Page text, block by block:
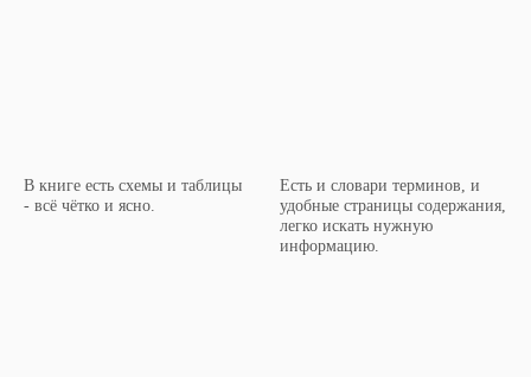
В книге есть схемы и таблицы
- всё чётко и ясно.
Есть и словари терминов, и
удобные страницы содержания,
легко искать нужную
информацию.